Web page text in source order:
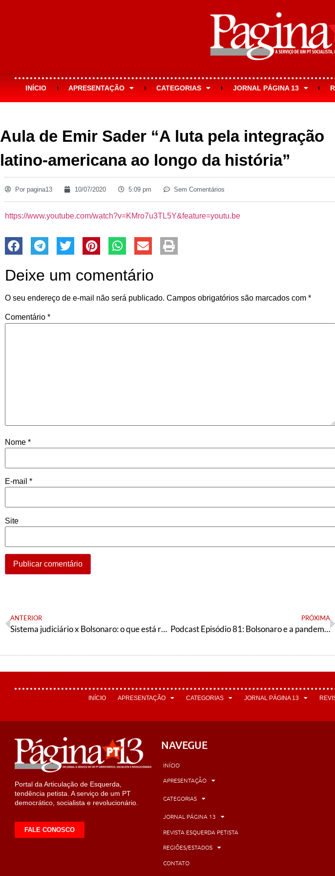
INÍCIO APRESENTAÇÃO CATEGORIAS JORNAL PÁGINA 13
Aula de Emir Sader “A luta pela integração
latino-americana ao longo da história”
Por pagina13 10/07/2020 5:09 pm Sem Comentários
https://www.youtube.com/watch?v=KMro7u3TL5Y&feature=youtu.be
Deixe um comentário
O seu endereço de e-mail não será publicado. Campos obrigatórios são marcados com *
Comentário *
Nome *
E-mail *
Site
ANTERIOR
Sistema judiciário x Bolsonaro: o que está realmente em jogo
PRÓXIMA
Podcast Episódio 81: Bolsonaro e a pandemia atacam os povos indígenas, mobilização nacional pelo Fora Bolsonaro e a entrevista de Fernando Haddad
INÍCIO APRESENTAÇÃO CATEGORIAS JORNAL PÁGINA 13
Portal da Articulação de Esquerda,
tendência petista. A serviço de um PT
democrático, socialista e revolucionário.
FALE CONOSCO
NAVEGUE
INÍCIO
APRESENTAÇÃO
CATEGORIAS
JORNAL PÁGINA 13
REVISTA ESQUERDA PETISTA
REGIÕES/ESTADOS
CONTATO